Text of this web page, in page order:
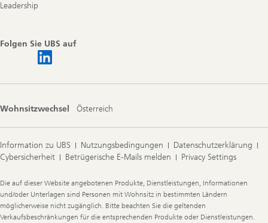
Leadership
Folgen Sie UBS auf
Wohnsitzwechsel Österreich
Information zu UBS Nutzungsbedingungen
Datenschutzerklärung
Cybersicherheit
Betrügerische E-Mails melden Privacy Settings
Legal
Information
Die auf dieser Website angebotenen Produkte, Dienstleistungen, Informationen
und/oder Unterlagen sind Personen mit Wohnsitz in bestimmten Ländern
möglicherweise nicht zugänglich. Bitte beachten Sie die geltenden
Verkaufsbeschränkungen für die entsprechenden Produkte oder Dienstleistungen.